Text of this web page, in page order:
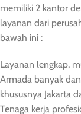
memiliki 2 kantor
layanan dari
bawah ini :
Layanan lengkap,
Armada banyak
khususnya Jakarta
Tenaga kerja